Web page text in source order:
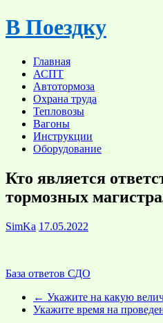
Skip
to
В Поездку
Главная
АСПТ
Автотормоза
Охрана труда
Тепловозы
Вагоны
Инструкции
Оборудование
Кто является
тормозных
SimKa 17.05.2022
База ответов СДО
← Укажите на какую
Укажите время на